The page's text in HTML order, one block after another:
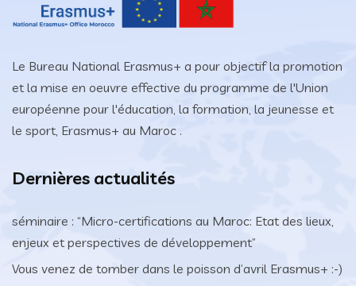
Le Bureau National Erasmus+ a pour objectif la promotion
et la mise en oeuvre effective du programme de l'Union
européenne pour l'éducation, la formation, la jeunesse et
le sport, Erasmus+ au Maroc .
Dernières actualités
séminaire : “Micro-certifications au Maroc: Etat des lieux,
enjeux et perspectives de développement”
Vous venez de tomber dans le poisson d’avril Erasmus+ :-)